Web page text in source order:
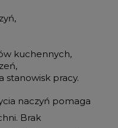
kuchennych,
stanowisk pracy.
naczyń pomaga
Brak